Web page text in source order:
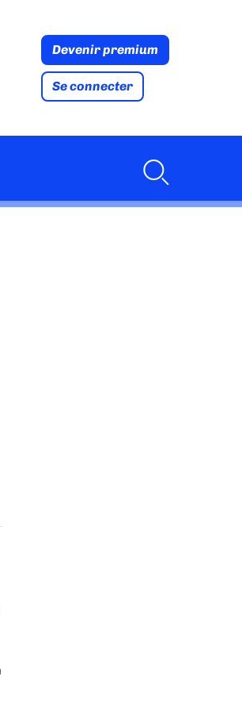
Devenir premium
Se connecter